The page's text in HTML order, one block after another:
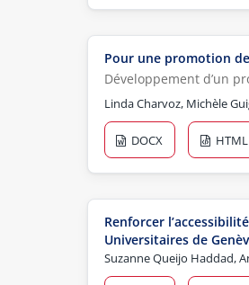
Pour une promotion
Développement d’un
Linda Charvoz, Michèle
DOCX
HTML
Renforcer
Universitaires de
Suzanne Queijo Haddad,